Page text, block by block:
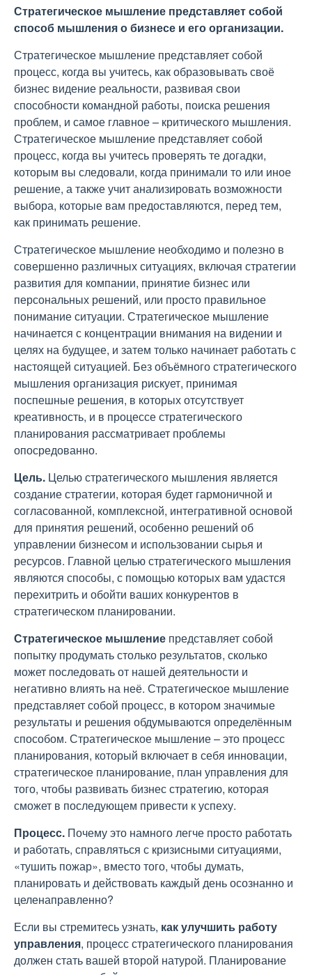
Стратегическое мышление представляет собой
способ мышления о бизнесе и его организации.
Стратегическое мышление представляет собой
процесс, когда вы учитесь, как образовывать своё
бизнес видение реальности, развивая свои
способности командной работы, поиска решения
проблем, и самое главное – критического мышления.
Стратегическое мышление представляет собой
процесс, когда вы учитесь проверять те догадки,
которым вы следовали, когда принимали то или иное
решение, а также учит анализировать возможности
выбора, которые вам предоставляются, перед тем,
как принимать решение.
Стратегическое мышление необходимо и полезно в
совершенно различных ситуациях, включая стратегии
развития для компании, принятие бизнес или
персональных решений, или просто правильное
понимание ситуации. Стратегическое мышление
начинается с концентрации внимания на видении и
целях на будущее, и затем только начинает работать с
настоящей ситуацией. Без объёмного стратегического
мышления организация рискует, принимая
поспешные решения, в которых отсутствует
креативность, и в процессе стратегического
планирования рассматривает проблемы
опосредованно.
Цель. Целью стратегического мышления является
создание стратегии, которая будет гармоничной и
согласованной, комплексной, интегративной основой
для принятия решений, особенно решений об
управлении бизнесом и использовании сырья и
ресурсов. Главной целью стратегического мышления
являются способы, с помощью которых вам удастся
перехитрить и обойти ваших конкурентов в
стратегическом планировании.
Стратегическое мышление представляет собой
попытку продумать столько результатов, сколько
может последовать от нашей деятельности и
негативно влиять на неё. Стратегическое мышление
представляет собой процесс, в котором значимые
результаты и решения обдумываются определённым
способом. Стратегическое мышление – это процесс
планирования, который включает в себя инновации,
стратегическое планирование, план управления для
того, чтобы развивать бизнес стратегию, которая
сможет в последующем привести к успеху.
Процесс. Почему это намного легче просто работать
и работать, справляться с кризисными ситуациями,
«тушить пожар», вместо того, чтобы думать,
планировать и действовать каждый день осознанно и
целенаправленно?
Если вы стремитесь узнать, как улучшить работу
управления, процесс стратегического планирования
должен стать вашей второй натурой. Планирование